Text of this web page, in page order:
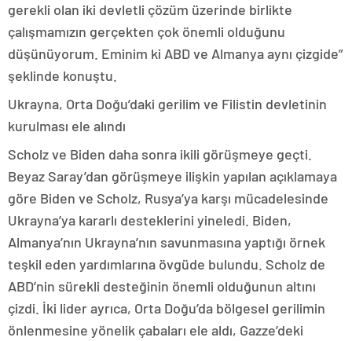
gerekli olan iki devletli çözüm üzerinde birlikte
çalışmamızın gerçekten çok önemli olduğunu
düşünüyorum. Eminim ki ABD ve Almanya aynı çizgide”
şeklinde konuştu.
Ukrayna, Orta Doğu’daki gerilim ve Filistin devletinin
kurulması ele alındı
Scholz ve Biden daha sonra ikili görüşmeye geçti.
Beyaz Saray’dan görüşmeye ilişkin yapılan açıklamaya
göre Biden ve Scholz, Rusya’ya karşı mücadelesinde
Ukrayna’ya kararlı desteklerini yineledi. Biden,
Almanya’nın Ukrayna’nın savunmasına yaptığı örnek
teşkil eden yardımlarına övgüde bulundu. Scholz de
ABD’nin sürekli desteğinin önemli olduğunun altını
çizdi. İki lider ayrıca, Orta Doğu’da bölgesel gerilimin
önlenmesine yönelik çabaları ele aldı, Gazze’deki